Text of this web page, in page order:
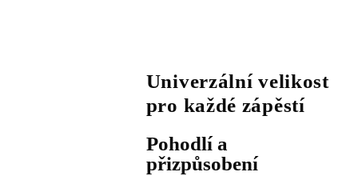
Univerzální velikost
pro každé zápěstí
Pohodlí a
přizpůsobení